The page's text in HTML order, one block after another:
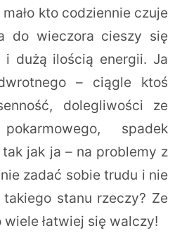
kto codziennie czuje
do wieczora cieszy się
i dużą ilością energii. Ja
– ciągle ktoś
dolegliwości ze
spadek
jak ja – na problemy z
zadać sobie trudu i nie
stanu rzeczy? Ze
łatwiej się walczy!